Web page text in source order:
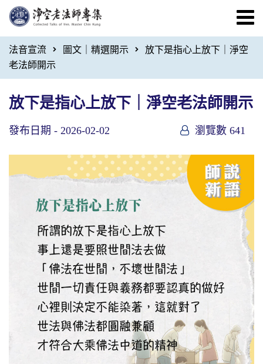
法音宣流 圖文｜精選開示
放下是指心上放下｜淨空
老法師開示
放下是指心上放下｜淨空老法師開示
發布日期 - 2026-02-02 瀏覽數 641